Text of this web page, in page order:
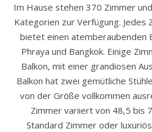
Im Hause stehen 370 Zimmer
Kategorien zur Verfügung. Jedes
bietet einen atemberaubenden
Phraya und Bangkok. Einige
Balkon, mit einer grandiosen
Balkon hat zwei gemütliche
von der Größe vollkommen
Zimmer variiert von 48,5 bis
Standard Zimmer oder